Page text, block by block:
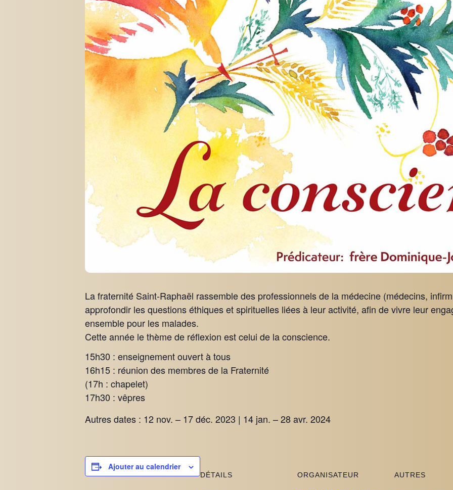
La fraternité Saint-Raphaël rassemble des professionnels de la médecine (médecins,
approfondir les questions éthiques et spirituelles liées à leur activité, afin de vivre leur
ensemble pour les malades.
Cette année le thème de réflexion est celui de la conscience.
15h30 : enseignement ouvert à tous
16h15 : réunion des membres de la Fraternité
(17h : chapelet)
17h30 : vêpres
Autres dates : 12 nov. – 17 déc. 2023 | 14 jan. – 28 avr. 2024
Ajouter au calendrier
DÉTAILS ORGANISATEUR AUTRES